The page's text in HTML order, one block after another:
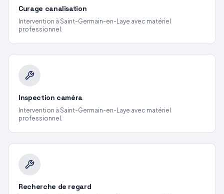
Curage canalisation
Intervention à Saint-Germain-en-Laye avec matériel
professionnel.
Inspection caméra
Intervention à Saint-Germain-en-Laye avec matériel
professionnel.
Recherche de regard